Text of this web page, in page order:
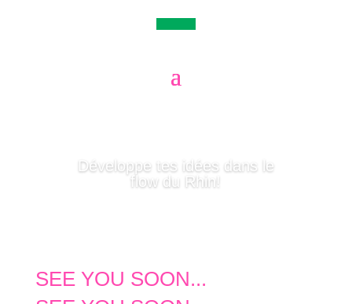
Développe tes idées dans le
flow du Rhin!
SEE YOU SOON...